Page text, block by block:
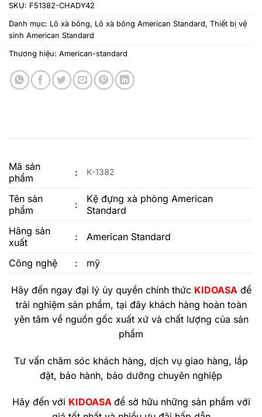
SKU: F51382-CHADY42
Danh mục: Lô xà bông, Lô xà bông American Standard, Thiết bị vệ
sinh American Standard
Thương hiệu: American-standard
Mã sản
phẩm
: K-1382
Tên sản
phẩm
:
Kệ đựng xà phòng American
Standard
Hãng sản
xuất
: American Standard
Công nghệ : mỹ
Hãy đến ngay đại lý ủy quyền chính thức KIDOASA để
trải nghiệm sản phẩm, tại đây khách hàng hoàn toàn
yên tâm về nguồn gốc xuất xứ và chất lượng của sản
phẩm
Tư vấn chăm sóc khách hàng, dịch vụ giao hàng, lắp
đặt, bảo hành, bảo dưỡng chuyên nghiệp
Hãy đến với KIDOASA để sở hữu những sản phẩm với